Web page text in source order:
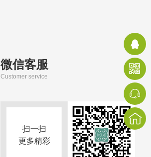
微信客服
Customer service
扫一扫
更多精彩